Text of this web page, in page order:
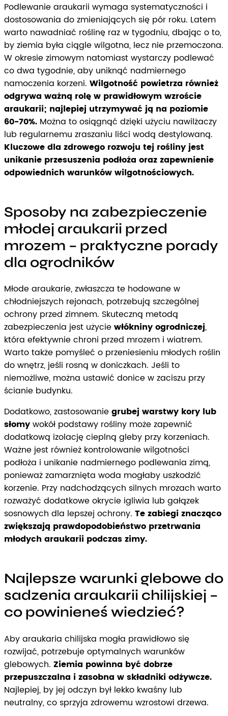
Podlewanie araukarii wymaga systematyczności i
dostosowania do zmieniających się pór roku. Latem
warto nawadniać roślinę raz w tygodniu, dbając o to,
by ziemia była ciągle wilgotna, lecz nie przemoczona.
W okresie zimowym natomiast wystarczy podlewać
co dwa tygodnie, aby uniknąć nadmiernego
namoczenia korzeni. Wilgotność powietrza również
odgrywa ważną rolę w prawidłowym wzroście
araukarii; najlepiej utrzymywać ją na poziomie
60-70%. Można to osiągnąć dzięki użyciu nawilżaczy
lub regularnemu zraszaniu liści wodą destylowaną.
Kluczowe dla zdrowego rozwoju tej rośliny jest
unikanie przesuszenia podłoża oraz zapewnienie
odpowiednich warunków wilgotnościowych.
Sposoby na zabezpieczenie
młodej araukarii przed
mrozem – praktyczne porady
dla ogrodników
Młode araukarie, zwłaszcza te hodowane w
chłodniejszych rejonach, potrzebują szczególnej
ochrony przed zimnem. Skuteczną metodą
zabezpieczenia jest użyciewłókniny ogrodniczej,
która efektywnie chroni przed mrozem i wiatrem.
Warto także pomyśleć o przeniesieniu młodych roślin
do wnętrz, jeśli rosną w doniczkach. Jeśli to
niemożliwe, można ustawić donice w zaciszu przy
ścianie budynku.
Dodatkowo, zastosowaniegrubej warstwy kory lub
słomywokół podstawy rośliny może zapewnić
dodatkową izolację cieplną gleby przy korzeniach.
Ważne jest również kontrolowanie wilgotności
podłoża i unikanie nadmiernego podlewania zimą,
ponieważ zamarznięta woda mogłaby uszkodzić
korzenie. Przy nadchodzących silnych mrozach warto
rozważyć dodatkowe okrycie igliwia lub gałązek
sosnowych dla lepszej ochrony. Te zabiegi znacząco
zwiększają prawdopodobieństwo przetrwania
młodych araukarii podczas zimy.
Najlepsze warunki glebowe do
sadzenia araukarii chilijskiej –
co powinieneś wiedzieć?
Aby araukaria chilijska mogła prawidłowo się
rozwijać, potrzebuje optymalnych warunków
glebowych. Ziemia powinna być dobrze
przepuszczalna i zasobna w składniki odżywcze.
Najlepiej, by jej odczyn był lekko kwaśny lub
neutralny, co sprzyja zdrowemu wzrostowi drzewa.